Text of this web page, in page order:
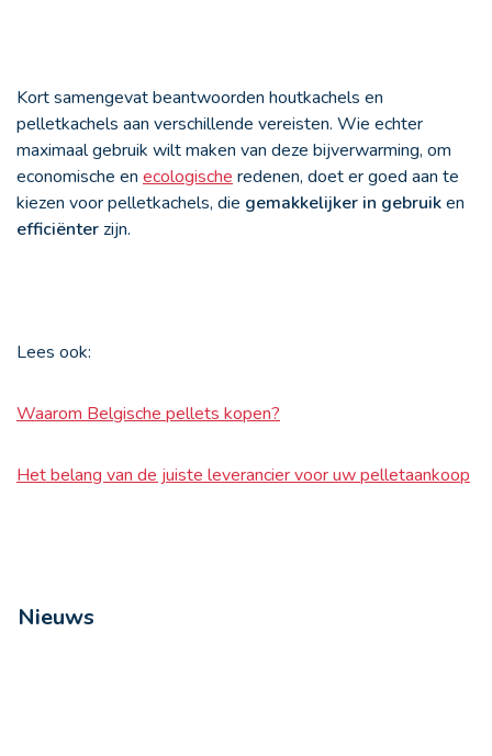
Kort samengevat beantwoorden houtkachels en
pelletkachels aan verschillende vereisten. Wie echter
maximaal gebruik wilt maken van deze bijverwarming, om
economische en ecologische redenen, doet er goed aan te
kiezen voor pelletkachels, die gemakkelijker in gebruiken
efficiënterzijn.
Lees ook:
Waarom Belgische pellets kopen?
Het belang van de juiste leverancier voor uw pelletaankoop
Nieuws